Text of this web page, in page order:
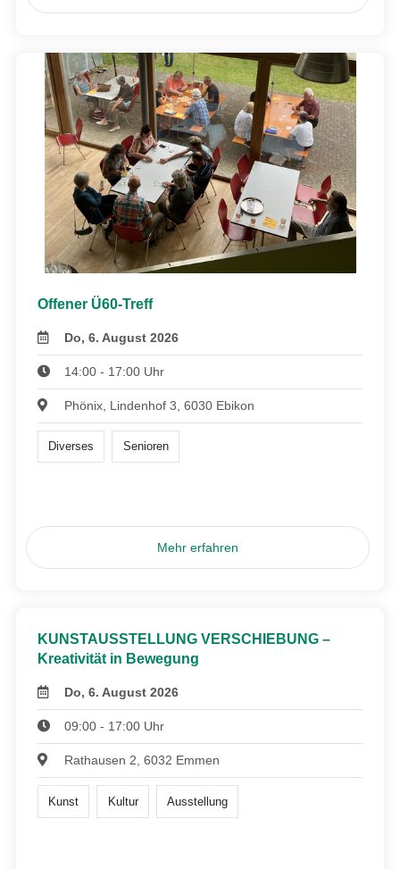
Offener Ü60-Treff
Do, 6. August 2026
14:00 - 17:00 Uhr
Phönix, Lindenhof 3, 6030 Ebikon
Diverses Senioren
Mehr erfahren
KUNSTAUSSTELLUNG VERSCHIEBUNG –
Kreativität in Bewegung
Do, 6. August 2026
09:00 - 17:00 Uhr
Rathausen 2, 6032 Emmen
Kunst Kultur Ausstellung